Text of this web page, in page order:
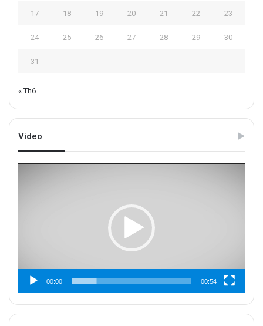
17 18 19 20 21 22 23
24 25 26 27 28 29 30
31
« Th6
Video
00:00 00:54